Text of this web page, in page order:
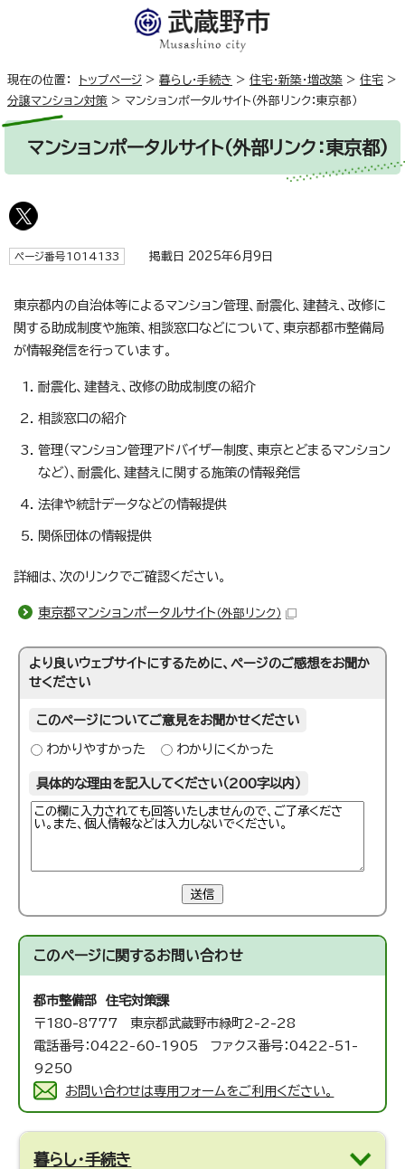
現在の位置： トップページ > 暮らし・手続き > 住宅・新築・増改築 > 住宅 >
分譲マンション対策 > マンションポータルサイト（外部リンク：東京都）
マンションポータルサイト（外部リンク：東京都）
ページ番号1014133 掲載日 2025年6月9日
東京都内の自治体等によるマンション管理、耐震化、建替え、改修に
関する助成制度や施策、相談窓口などについて、東京都都市整備局
が情報発信を行っています。
耐震化、建替え、改修の助成制度の紹介
相談窓口の紹介
管理（マンション管理アドバイザー制度、東京とどまるマンション
など）、耐震化、建替えに関する施策の情報発信
法律や統計データなどの情報提供
関係団体の情報提供
詳細は、次のリンクでご確認ください。
東京都マンションポータルサイト （外部リンク）
より良いウェブサイトにするために、ページのご感想をお聞か
せください
このページについてご意見をお聞かせください
わかりやすかった わかりにくかった
具体的な理由を記入してください（200字以内）
送信
このページに関するお問い合わせ
都市整備部 住宅対策課
〒180-8777 東京都武蔵野市緑町2-2-28
電話番号：0422-60-1905 ファクス番号：0422-51-
9250
お問い合わせは専用フォームをご利用ください。
暮らし・手続き